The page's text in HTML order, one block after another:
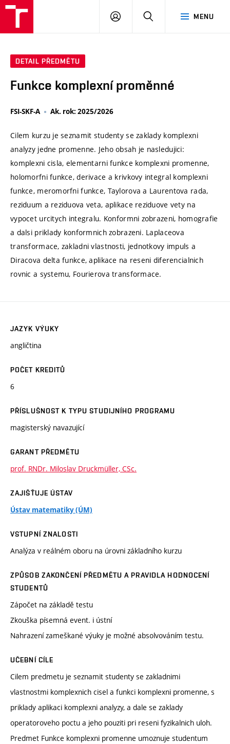
MENU
PŘIHLÁSIT
DETAIL PŘEDMĚTU
Funkce komplexní proměnné
FSI-SKF-A Ak. rok: 2025/2026
Cilem kurzu je seznamit studenty se zaklady komplexni
analyzy jedne promenne. Jeho obsah je nasledujici:
komplexni cisla, elementarni funkce komplexni promenne,
holomorfni funkce, derivace a krivkovy integral komplexni
funkce, meromorfni funkce, Taylorova a Laurentova rada,
reziduum a reziduova veta, aplikace reziduove vety na
vypocet urcitych integralu. Konformni zobrazeni, homografie
a dalsi priklady konformnich zobrazeni. Laplaceova
transformace, zakladni vlastnosti, jednotkovy impuls a
Diracova delta funkce, aplikace na reseni diferencialnich
rovnic a systemu, Fourierova transformace.
JAZYK VÝUKY
angličtina
POČET KREDITŮ
6
PŘÍSLUŠNOST K TYPU STUDIJNÍHO PROGRAMU
magisterský navazující
GARANT PŘEDMĚTU
prof. RNDr. Miloslav Druckmüller, CSc.
ZAJIŠŤUJE ÚSTAV
Ústav matematiky (ÚM)
VSTUPNÍ ZNALOSTI
Analýza v reálném oboru na úrovni základního kurzu
ZPŮSOB ZAKONČENÍ PŘEDMĚTU A PRAVIDLA HODNOCENÍ
STUDENTŮ
Zápočet na základě testu
Zkouška písemná event. i ústní
Nahrazení zameškané výuky je možné absolvováním testu.
UČEBNÍ CÍLE
Cilem predmetu je seznamit studenty se zakladnimi
vlastnostmi komplexnich cisel a funkci komplexni promenne, s
priklady aplikaci komplexni analyzy, a dale se zaklady
operatoroveho poctu a jeho pouziti pri reseni fyzikalnich uloh.
Predmet Funkce komplexni promenne umoznuje studentum